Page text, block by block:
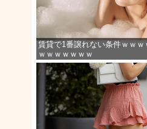
賃貸で1番譲れない条件ｗｗｗ
ｗｗｗｗｗｗｗ